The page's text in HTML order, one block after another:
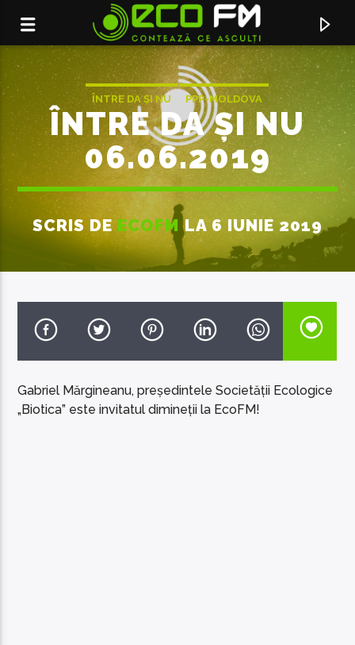
ACUM ÎN DIRECT
AS FI IUBI
ANDIA
ÎNTRE DA ȘI NU PPP-MOLDOVA
ÎNTRE DA ȘI NU
06.06.2019
SCRIS DEECOFM LA 6 IUNIE 2019
Gabriel Mărgineanu, președintele Societății Ecologice
„Biotica” este invitatul dimineții la EcoFM!